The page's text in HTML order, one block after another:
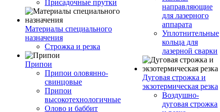
Присадочные прутки
Материалы специального
назначения
Строжка и резка
Припои
Припои оловянно-
свинцовые
Припои
высокотехнологичные
Олово и баббит
направляющие
для лазерного
аппарата
Уплотнительные
кольца для
лазерной сварки
Дуговая строжка и
экзотермическая резка
Воздушно-
дуговая строжка